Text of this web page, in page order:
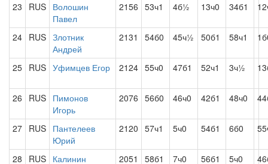
23 RUS Волошин
Павел
2156 53ч1 4б½ 13ч0 34б1
24 RUS Злотник
Андрей
2131 54б0 45ч½ 50б1 58ч1
25 RUS Уфимцев Егор 2124 55ч0 47б1 52ч1 3ч½
26 RUS Пимонов
Игорь
2076 56б0 46ч0 42б1 48ч0
27 RUS Пантелеев
Юрий
2120 57ч1 5ч0 54б1 6б0
28 RUS Калинин
2051 58б1 7ч0 56б1 5ч0